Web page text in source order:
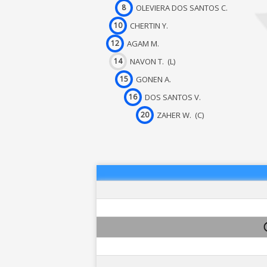
8 OLEVIERA DOS SANTOS C.
10 CHERTIN Y.
12 AGAM M.
14 NAVON T. (L)
15 GONEN A.
16 DOS SANTOS V.
20 ZAHER W. (C)